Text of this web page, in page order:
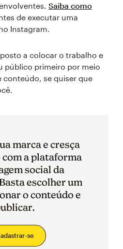
Saiba como
de executar uma
Instagram.
a colocar o trabalho e
público primeiro por meio
conteúdo, se quiser que
marca e cresça
com a plataforma
social da
escolher um
o conteúdo e
se